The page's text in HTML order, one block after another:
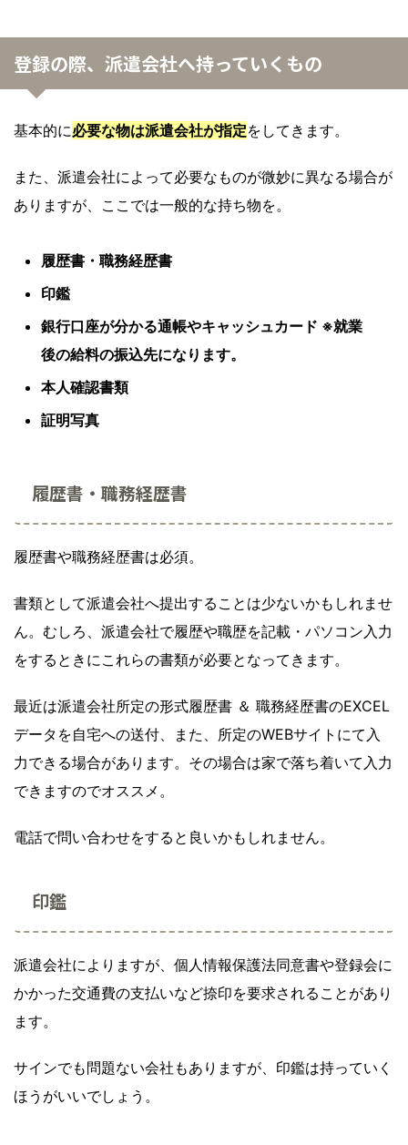
登録の際、派遣会社へ持っていくもの
基本的に必要な物は派遣会社が指定をしてきます。
また、派遣会社によって必要なものが微妙に異なる場合が
ありますが、ここでは一般的な持ち物を。
履歴書・職務経歴書
印鑑
銀行口座が分かる通帳やキャッシュカード ※就業
後の給料の振込先になります。
本人確認書類
証明写真
履歴書・職務経歴書
履歴書や職務経歴書は必須。
書類として派遣会社へ提出することは少ないかもしれませ
ん。むしろ、派遣会社で履歴や職歴を記載・パソコン入力
をするときにこれらの書類が必要となってきます。
最近は派遣会社所定の形式履歴書 ＆ 職務経歴書のEXCEL
データを自宅への送付、また、所定のWEBサイトにて入
力できる場合があります。その場合は家で落ち着いて入力
できますのでオススメ。
電話で問い合わせをすると良いかもしれません。
印鑑
派遣会社によりますが、個人情報保護法同意書や登録会に
かかった交通費の支払いなど捺印を要求されることがあり
ます。
サインでも問題ない会社もありますが、印鑑は持っていく
ほうがいいでしょう。